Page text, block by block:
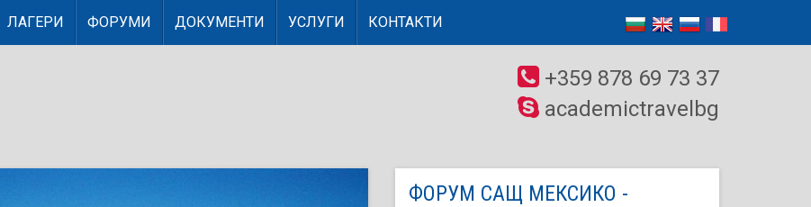
ЛАГЕРИ ФОРУМИ ДОКУМЕНТИ УСЛУГИ КОНТАКТИ
+359 878 69 73 37
academictravelbg
ФОРУМ САЩ МЕКСИКО -